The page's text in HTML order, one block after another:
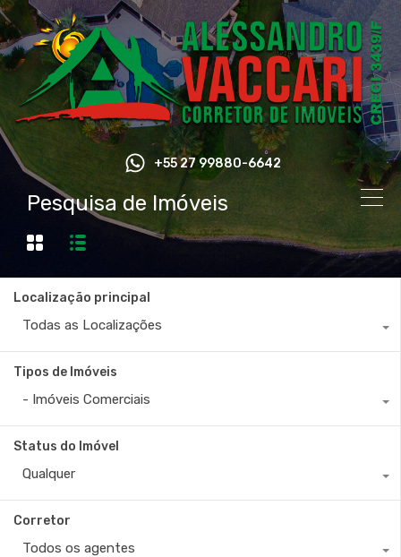
+55 27 99880-6642
Pesquisa de Imóveis
Localização principal
Todas as Localizações
Tipos de Imóveis
- Imóveis Comerciais
Status do Imóvel
Qualquer
Corretor
Todos os agentes